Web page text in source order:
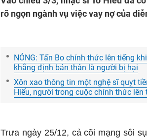
rõ ngọn ngành vụ việc vay nợ của
NÓNG: Tấn Bo chính thức lên tiếng
khẳng định bản thân là người bị hại
Xôn xao thông tin một nghệ sĩ quỵt
Hiếu, người trong cuộc chính thức lên
Trưa ngày 25/12, cả cõi mạng sôi